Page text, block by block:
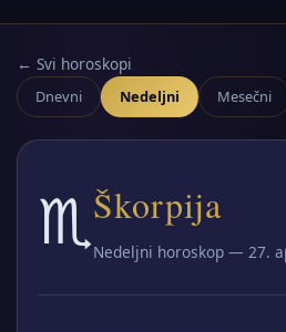
← Svi horoskopi
Dnevni Nedeljni Mesečni
♏Škorpija
Nedeljni horoskop — 27.